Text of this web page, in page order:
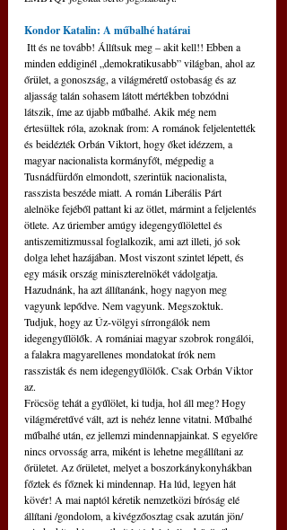
Kondor Katalin: A műbalhé határai
minden eddiginél „demokratikusabb” világban, ahol az
őrület, a gonoszság, a világméretű ostobaság és az
aljasság talán sohasem látott mértékben tobzódni
látszik, íme az újabb műbalhé. Akik még nem
értesültek róla, azoknak írom: A románok feljelentették
és beidézték Orbán Viktort, hogy őket idézzem, a
magyar nacionalista kormányfőt, mégpedig a
Tusnádfürdőn elmondott, szerintük nacionalista,
rasszista beszéde miatt. A román Liberális Párt
alelnöke fejéből pattant ki az ötlet, mármint a feljelentés
ötlete. Az úriember amúgy idegengyűlölettel és
antiszemitizmussal foglalkozik, ami azt illeti, jó sok
dolga lehet hazájában. Most viszont szintet lépett, és
egy másik ország miniszterelnökét vádolgatja.
Hazudnánk, ha azt állítanánk, hogy nagyon meg
vagyunk lepődve. Nem vagyunk. Megszoktuk.
Tudjuk, hogy az Úz-völgyi sírrongálók nem
idegengyűlölők. A romániai magyar szobrok rongálói,
a falakra magyarellenes mondatokat írók nem
rasszisták és nem idegengyűlölők. Csak Orbán Viktor
az.
Fröcsög tehát a gyűlölet, ki tudja, hol áll meg? Hogy
világméretűvé vált, azt is nehéz lenne vitatni. Műbalhé
műbalhé után, ez jellemzi mindennapjainkat. S egyelőre
nincs orvosság arra, miként is lehetne megállítani az
őrületet. Az őrületet, melyet a boszorkánykonyhákban
főztek és főznek ki mindennap. Ha lúd, legyen hát
kövér! A mai naptól kéretik nemzetközi bíróság elé
állítani /gondolom, a kivégzőosztag csak azután jön/